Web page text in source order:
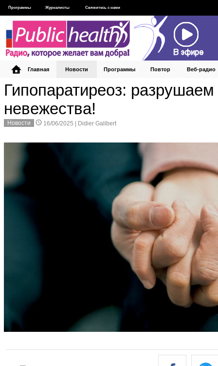
Гипопаратиреоз:
невежества!
Новости 16/06/2025 | Didier Galibert
Программы Журналисты Свяжитесь с нами
Главная Новости Программы Повтор Веб‑радио